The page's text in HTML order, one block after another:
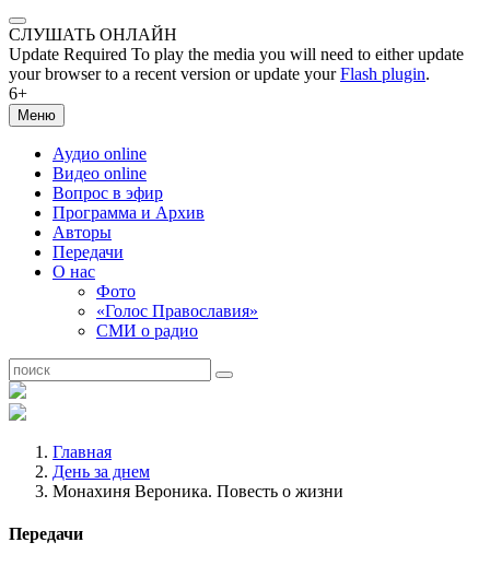
СЛУШАТЬ ОНЛАЙН
Update Required To play the media you will need to either update
your browser to a recent version or update yourFlash plugin.
6+
Меню
Аудио online
Видео online
Вопрос в эфир
Программа и Архив
Авторы
Передачи
О нас
Фото
«Голос Православия»
СМИ о радио
Главная
День за днем
Монахиня Вероника. Повесть о жизни
Передачи